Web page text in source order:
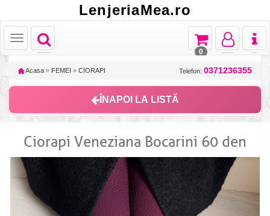
LenjeriaMea.ro
Toggle
navigation
Toggle
Toggle
navigation
Toggle
navigation
Toggle
navigation
0
Acasa » FEMEI » CIORAPI Telefon: 0371236355
ÎNAPOI LA LISTĂ
Ciorapi Veneziana Bocarini 60 den